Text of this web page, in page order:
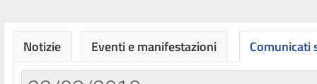
Notizie Eventi e manifestazioni Comunicati